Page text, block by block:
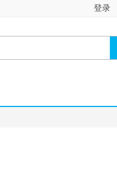
登录